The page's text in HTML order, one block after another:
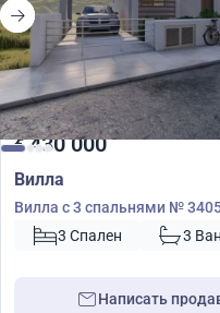
€430 000
Вилла
Вилла с 3 спальнями №
3 Спален
3
Написать